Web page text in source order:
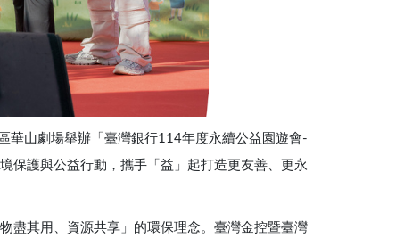
華山劇場舉辦「臺灣銀行114年度永續公益園遊會-
保護與公益行動，攜手「益」起打造更友善、更永
盡其用、資源共享」的環保理念。臺灣金控暨臺灣